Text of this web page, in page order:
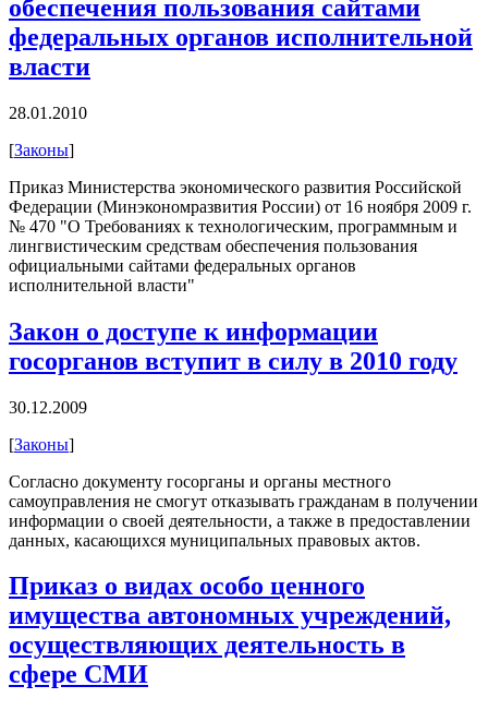
обеспечения пользования сайтами
федеральных органов исполнительной
власти
28.01.2010
[Законы]
Приказ Министерства экономического развития Российской
Федерации (Минэкономразвития России) от 16 ноября 2009 г.
№ 470 "О Требованиях к технологическим, программным и
лингвистическим средствам обеспечения пользования
официальными сайтами федеральных органов
исполнительной власти"
Закон о доступе к информации
госорганов вступит в силу в 2010 году
30.12.2009
[Законы]
Согласно документу госорганы и органы местного
самоуправления не смогут отказывать гражданам в получении
информации о своей деятельности, а также в предоставлении
данных, касающихся муниципальных правовых актов.
Приказ о видах особо ценного
имущества автономных учреждений,
осуществляющих деятельность в
сфере СМИ